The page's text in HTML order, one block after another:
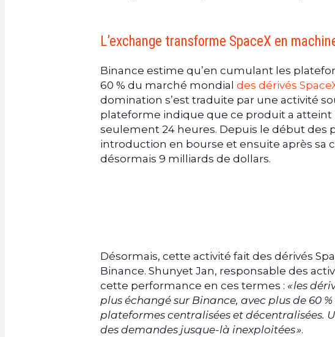
L’exchange transforme SpaceX en
Binance estime qu’en cumulant les
60 % du marché mondial des dérivés
domination s’est traduite par une activité
plateforme indique que ce produit a
seulement 24 heures. Depuis le début des
introduction en bourse et ensuite après sa
désormais 9 milliards de dollars.
Désormais, cette activité fait des dérivés
Binance. Shunyet Jan, responsable des
cette performance en ces termes : « les
plus échangé sur Binance, avec plus de 60
plateformes centralisées et décentralisées.
des demandes jusque-là inexploitées ».